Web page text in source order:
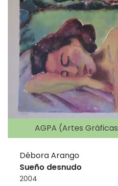
AGPA (Artes
Débora Arango
Sueño desnudo
2004